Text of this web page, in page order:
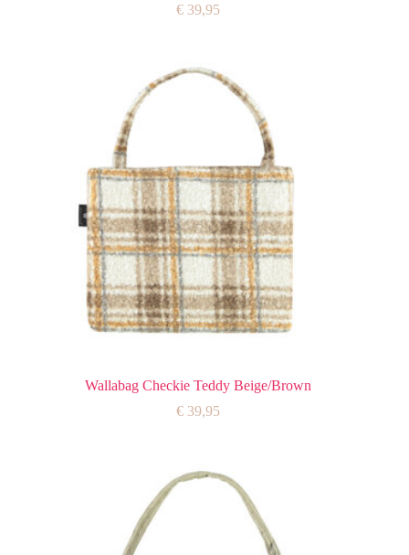
€ 39,95
Wallabag Checkie Teddy Beige/Brown
€ 39,95